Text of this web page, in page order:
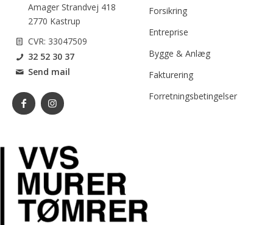
Amager Strandvej 418
2770 Kastrup
CVR: 33047509
32 52 30 37
Send mail
Forsikring
Entreprise
Bygge & Anlæg
Fakturering
Forretningsbetingelser